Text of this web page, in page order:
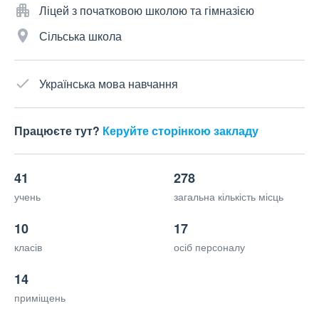
Ліцей з початковою школою та гімназією
Сільська школа
Українська мова навчання
Працюєте тут? Керуйте сторінкою закладу
41
учень
278
загальна кількість місць
10
класів
17
осіб персоналу
14
приміщень